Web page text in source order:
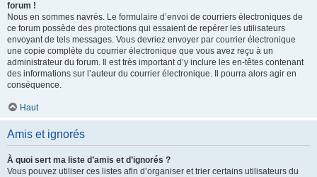
forum !
Nous en sommes navrés. Le formulaire d’envoi de courriers électroniques de
ce forum possède des protections qui essaient de repérer les utilisateurs
envoyant de tels messages. Vous devriez envoyer par courrier électronique
une copie complète du courrier électronique que vous avez reçu à un
administrateur du forum. Il est très important d’y inclure les en-têtes contenant
des informations sur l’auteur du courrier électronique. Il pourra alors agir en
conséquence.
Haut
Amis et ignorés
À quoi sert ma liste d’amis et d’ignorés ?
Vous pouvez utiliser ces listes afin d’organiser et trier certains utilisateurs du